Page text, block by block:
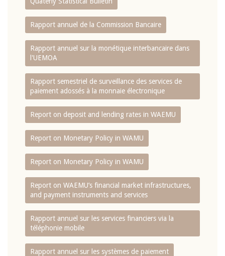
Rapport annuel de la Commission Bancaire
Rapport annuel sur la monétique interbancaire dans
l'UEMOA
Rapport semestriel de surveillance des services de
paiement adossés à la monnaie électronique
Report on deposit and lending rates in WAEMU
Report on Monetary Policy in WAMU
Report on Monetary Policy in WAMU
Report on WAEMU’s financial market infrastructures,
and payment instruments and services
Rapport annuel sur les services financiers via la
téléphonie mobile
Rapport annuel sur les systèmes de paiement